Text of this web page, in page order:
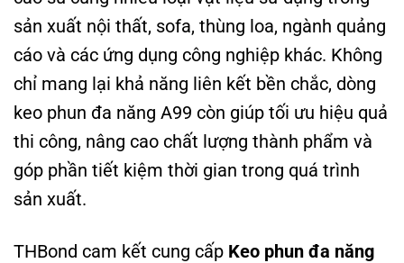
sản xuất nội thất, sofa, thùng loa, ngành quảng
cáo và các ứng dụng công nghiệp khác. Không
chỉ mang lại khả năng liên kết bền chắc, dòng
keo phun đa năng A99 còn giúp tối ưu hiệu quả
thi công, nâng cao chất lượng thành phẩm và
góp phần tiết kiệm thời gian trong quá trình
sản xuất.
THBond cam kết cung cấp Keo phun đa năng